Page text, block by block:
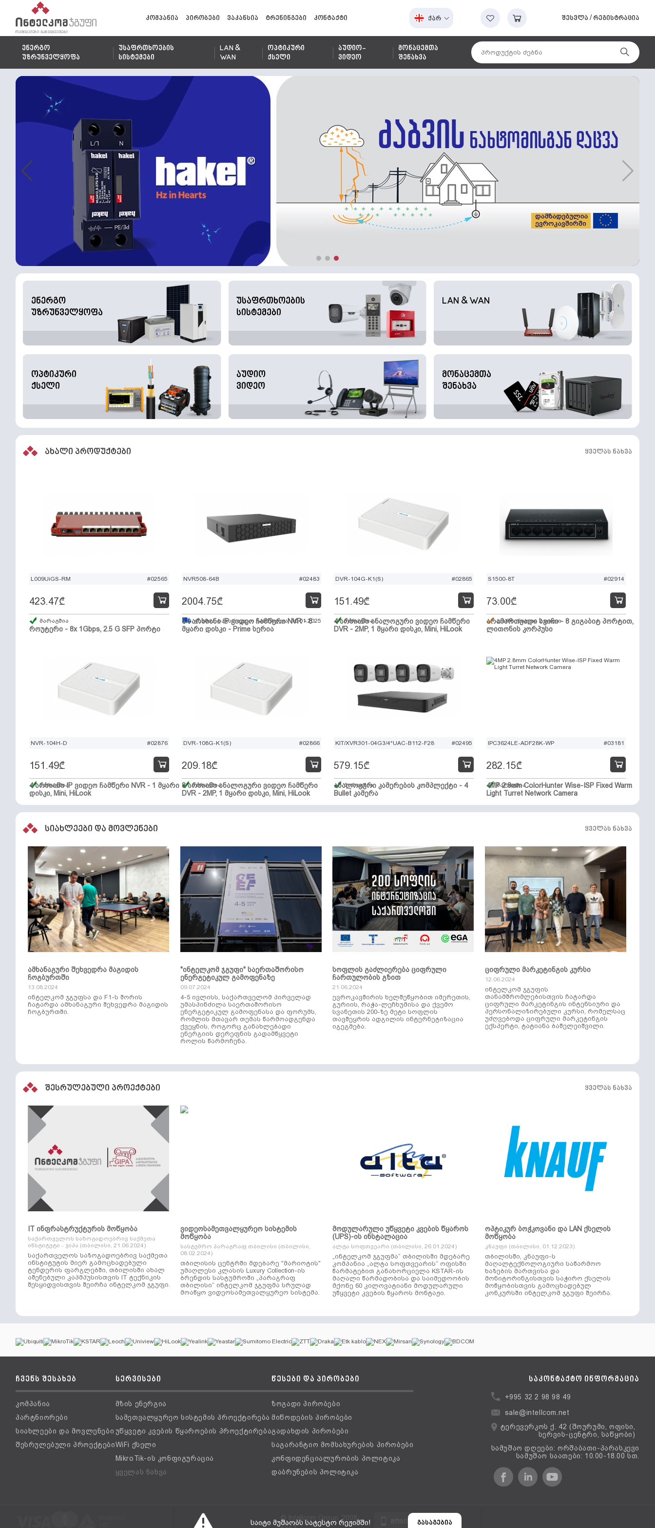
კომპანია პირობები ვაკანსია ტრენინგები კონტაქტი ქარ შესვლა / რეგისტრაცია
ენერგო
უზრუნველყოფა
უსაფრთხოების
სისტემები
LAN &
WAN
ოპტიკური
ქსელი
აუდიო-
ვიდეო
მონაცემთა
შენახვა
ენერგო
უზრუნველყოფა
უსაფრთხოების
სისტემები
LAN & WAN
ოპტიკური
ქსელი
აუდიო
ვიდეო
მონაცემთა
შენახვა
ახალი პროდუქტები ყველას ნახვა
L009UiGS-RM #02565
როუტერი - 8x 1Gbps, 2.5 G SFP პორტი
423.47₾
მარაგშია
NVR508-64B #02483
64 არხიანი IP ვიდეო ჩამწერი NVR - 8
მყარი დისკი - Prime სერია
2004.75₾
გზაშია, სავარაუდო ჩამოსვლა: 10.01.2025
DVR-104G-K1(S) #02865
4 არხიანი ანალოგური ვიდეო ჩამწერი
DVR - 2MP, 1 მყარი დისკი, Mini, HiLook
151.49₾
მარაგშია
S1500-8T #02914
არამართვადი სვიჩი - 8 გიგაბიტ პორტით,
ლითონის კორპუსი
73.00₾
დარჩენილია 2 ცალი
NVR-104H-D #02876
4 არხიანი IP ვიდეო ჩამწერი NVR - 1 მყარი
დისკი, Mini, HiLook
151.49₾
მარაგშია
DVR-108G-K1(S) #02866
8 არხიანი ანალოგური ვიდეო ჩამწერი
DVR - 2MP, 1 მყარი დისკი, Mini, HiLook
209.18₾
მარაგშია
KIT/XVR301-04G3/4*UAC-B112-F28 #02495
ანალოგური კამერების კომპლექტი - 4
Bullet კამერა
579.15₾
მარაგშია
IPC3624LE-ADF28K-WP #03181
4MP 2.8mm ColorHunter Wise-ISP Fixed Warm
Light Turret Network Camera
282.15₾
მარაგშია
სიახლეები და მოვლენები ყველას ნახვა
ამხანაგური შეხვედრა მაგიდის
ჩოგბურთში
13.08.2024
ინტელკომ ჯგუფსა და F1-ს შორის
ჩატარდა ამხანაგური შეხვედრა მაგიდის
ჩოგბურთში.
"ინტელკომ ჯგუფი" საერთაშორისო
ენერგეტიკულ გამოფენაზე
09.07.2024
4-5 ივლისს, საქართველომ პირველად
უმასპინძილა საერთაშორისო
ენერგეტიკულ გამოფენასა და ფორუმს,
რომლის მთავარ თემას წარმოადგენდა
ქვეყნის, როგორც განახლებადი
ენერგიის დერეფნის გადამწყვეტი
როლის წარმოჩენა.
სოფლის გაძლიერება ციფრული
ჩართულობის გზით
21.06.2024
ევროკავშირის ხელშეწყობით იმერეთის,
გურიის, რაჭა-ლეჩხუმისა და ქვემო
სვანეთის 200-ზე მეტი სოფლის
თავშეყრის ადგილის ინტერნეტიზაცია
იგეგმება.
ციფრული მარკეტინგის კურსი
12.06.2024
ინტელკომ ჯგუფის
თანამშრომლებისთვის ჩატარდა
ციფრული მარკეტინგის ინტენსიური და
პერსონალიზირებული კურსი, რომელსაც
უძღვებოდა ციფრული მარკეტინგის
ექსპერტი, ტატიანა ბაშელეიშვილი.
შესრულებული პროექტები ყველას ნახვა
IT ინფრასტრუქტურის მოწყობა
საქართველოს საზოგადოებრივ საქმეთა
ინსტიტუტი - ჯიპა (თბილისი, 21.06.2024)
საქართველოს საზოგადოებრივ საქმეთა
ინსტიტუტის მიერ გამოცხადებული
ტენდერის ფარგლებში, თბილისში ახალ
აშენებული კაპმპუსისთვის IT ტექნიკის
შესყიდვისთვის შეირჩა ინტელკომ ჯგუფი.
ვიდეოსამეთვალყურეო სისტემის
მოწყობა
სასტუმრო პარაგრაფ თბილისი (თბილისი,
08.02.2024)
თბილისის ცენტრში მდებარე "მარიოტის"
უმაღლესი კლასის Luxury Collection-ის
ბრენდის სასტუმროში „პარაგრაფ
თბილისი“ ინტელკომ ჯგუფმა სრულად
მოაწყო ვიდეოსამეთვალყურეო სისტემა.
მოდულარული უწყვეტი კვების წყაროს
(UPS)-ის ინსტალაცია
ალტა სოფთვეარი (თბილისი, 26.01.2024)
„ინტელკომ ჯგუფმა“ თბილისში მდებარე
კომპანია „ალტა სოფთვეარის“ ოფისში
წარმატებით განახორციელა KSTAR-ის
მაღალი წარმადობისა და საიმედოობის
მქონე 60 კილოვატიანი მოდულარული
უწყვეტი კვების წყაროს მონტაჟი.
ოპტიკურ ბოჭკოვანი და LAN ქსელის
მოწყობა
კნაუფი (თბილისი, 01.12.2023)
თბილისში, კნაუფი-ს
მაღალტექნოლოგიური საწარმოო
ხაზების მართვისა და
მონიტორინგისთვის საჭირო ქსელის
მოწყობისთვის გამოცხადებულ
კონკურსში ინტელკომ ჯგუფი შეირჩა.
ჩვენს შესახებ
კომპანია
პარტნიორები
სიახლეები და მოვლენები
შესრულებული პროექტები
სერვისები
მზის ენერგია
სამეთვალყურეო სისტემის პროექტირება
უწყვეტი კვების წყაროების პროექტირება
WiFi ქსელი
MikroTik-ის კონფიგურაცია
ყველას ნახვა
წესები და პირობები
ზოგადი პირობები
მიწოდების პირობები
გადახდის პირობები
საგარანტიო მომსახურების პირობები
კონფიდენციალურობის პოლიტიკა
დაბრუნების პოლიტიკა
საკონტაქტო ინფორმაცია
+995 32 2 98 98 49
sale@intellcom.net
ტერევერკოს ქ. 42 (შოურუმი, ოფისი,
სერვის-ცენტრი, საწყობი)
სამუშაო დღეები: ორშაბათი-პარასკევი
სამუშაო საათები: 10.00-18.00 სთ.
2024
მობილური ვერსია
საიტი მუშაობს სატესტო რეჟიმში! გასაგებია